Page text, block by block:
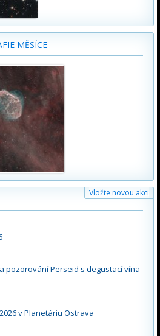
MĚSÍCE
Vložte novou akci
pozorování Perseid s degustací vína
v Planetáriu Ostrava